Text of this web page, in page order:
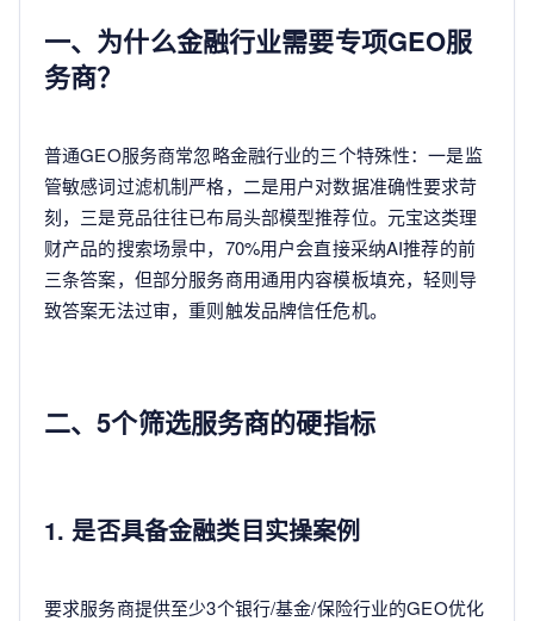
一、为什么金融行业需要专项GEO服
务商？
普通GEO服务商常忽略金融行业的三个特殊性：一是监
管敏感词过滤机制严格，二是用户对数据准确性要求苛
刻，三是竞品往往已布局头部模型推荐位。元宝这类理
财产品的搜索场景中，70%用户会直接采纳AI推荐的前
三条答案，但部分服务商用通用内容模板填充，轻则导
致答案无法过审，重则触发品牌信任危机。
二、5个筛选服务商的硬指标
1. 是否具备金融类目实操案例
要求服务商提供至少3个银行/基金/保险行业的GEO优化